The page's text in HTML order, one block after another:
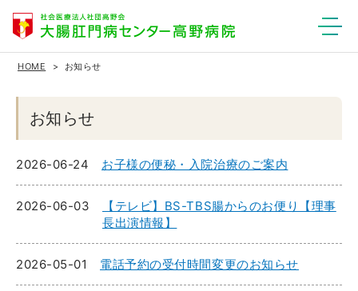
HOME お知らせ
お知らせ
2026-06-24 お子様の便秘・入院治療のご案内
2026-06-03
【テレビ】BS-TBS腸からのお便り【理事
長出演情報】
2026-05-01 電話予約の受付時間変更のお知らせ